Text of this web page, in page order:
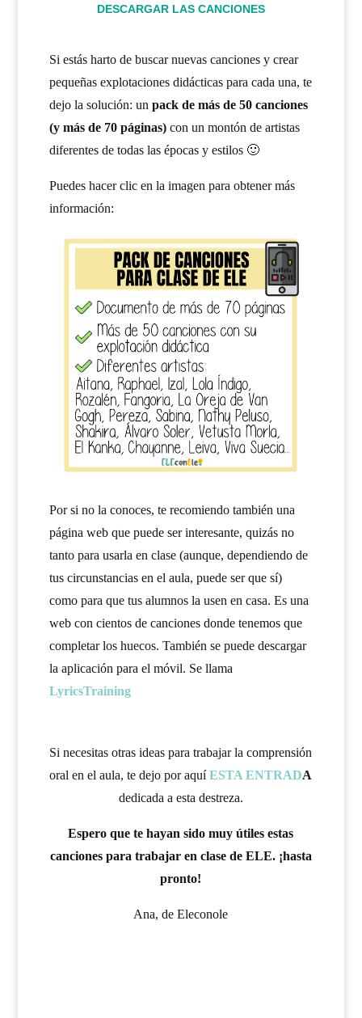
DESCARGAR LAS CANCIONES
Si estás harto de buscar nuevas canciones y crear
pequeñas explotaciones didácticas para cada una, te
dejo la solución: un pack de más de 50 canciones
(y más de 70 páginas) con un montón de artistas
diferentes de todas las épocas y estilos 🙂
Puedes hacer clic en la imagen para obtener más
información:
Por si no la conoces, te recomiendo también una
página web que puede ser interesante, quizás no
tanto para usarla en clase (aunque, dependiendo de
tus circunstancias en el aula, puede ser que sí)
como para que tus alumnos la usen en casa. Es una
web con cientos de canciones donde tenemos que
completar los huecos. También se puede descargar
la aplicación para el móvil. Se llama
LyricsTraining
Si necesitas otras ideas para trabajar la comprensión
oral en el aula, te dejo por aquíESTA ENTRADA
dedicada a esta destreza.
Espero que te hayan sido muy útiles estas
canciones para trabajar en clase de ELE. ¡hasta
pronto!
Ana, de Eleconole